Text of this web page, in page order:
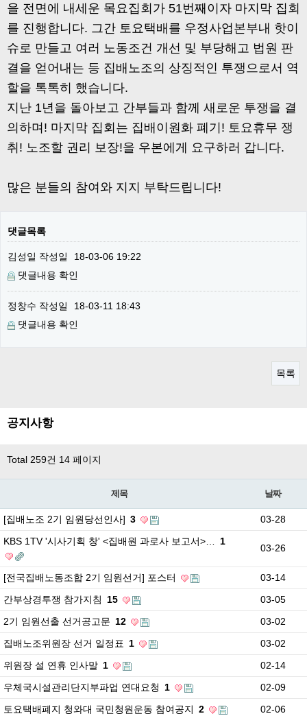
을 전면에 내세운 목요집회가 51번째이자 마지막 집회
를 진행합니다. 그간 토요택배를 우정사업본부내 핫이
슈로 만들고 여러 노동조건 개선 및 부당해고 법원 판
결을 얻어내는 등 집배노조의 상징적인 투쟁으로서 역
할을 톡톡히 했습니다.
지난 1년을 돌아보고 간부들과 함께 새로운 투쟁을 결
의하며! 마지막 집회는 집배이원화 폐기! 토요휴무 쟁
취! 노조할 권리 보장!을 우본에게 요구하러 갑니다.
많은 분들의 참여와 지지 부탁드립니다!
댓글목록
김성일 작성일
18-03-06 19:22
댓글내용 확인
정창수 작성일
18-03-11 18:43
댓글내용 확인
목록
공지사항
Total 259건 14 페이지
제목 날짜
[집배노조 2기 임원당선인사] 3
03-28
KBS 1TV '시사기획 창' <집배원 과로사 보고서>… 1
03-26
[전국집배노동조합 2기 임원선거] 포스터
03-14
간부상경투쟁 참가지침 15
03-05
2기 임원선출 선거공고문 12
03-02
집배노조위원장 선거 일정표 1
03-02
위원장 설 연휴 인사말 1
02-14
우체국시설관리단지부파업 연대요청 1
02-09
토요택배폐지 청와대 국민청원운동 참여공지 2
02-06